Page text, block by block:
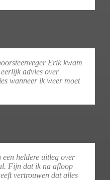
Erik kwam
advies over
wanneer ik weer moet
heldere uitleg over
Fijn dat ik na afloop
vertrouwen dat alles